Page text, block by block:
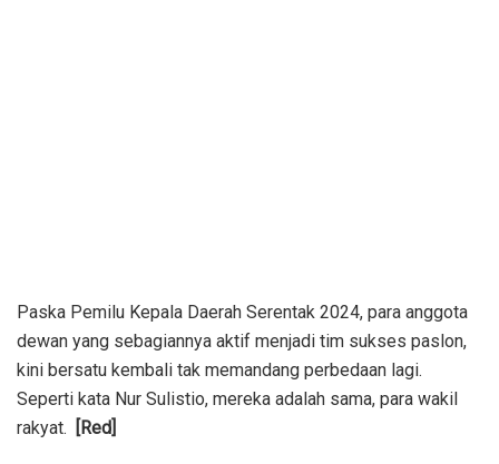
Paska Pemilu Kepala Daerah Serentak 2024, para anggota
dewan yang sebagiannya aktif menjadi tim sukses paslon,
kini bersatu kembali tak memandang perbedaan lagi.
Seperti kata Nur Sulistio, mereka adalah sama, para wakil
rakyat.
[Red]